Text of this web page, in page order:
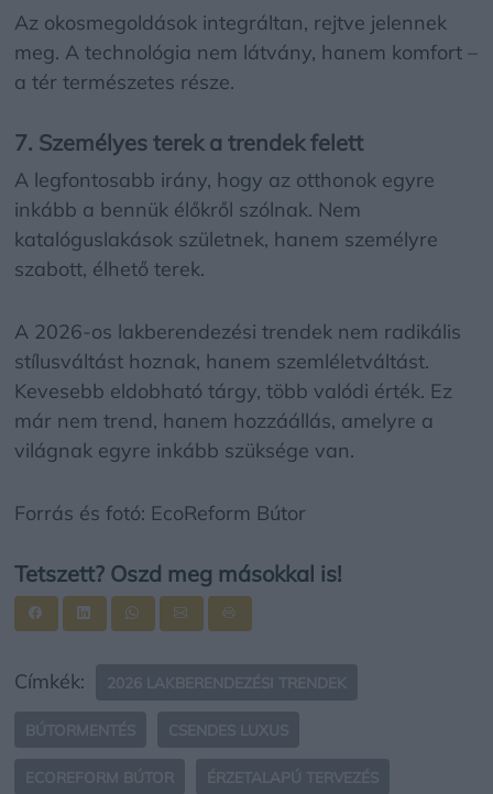
Az okosmegoldások integráltan, rejtve jelennek
meg. A technológia nem látvány, hanem komfort –
a tér természetes része.
7. Személyes terek a trendek felett
A legfontosabb irány, hogy az otthonok egyre
inkább a bennük élőkről szólnak. Nem
katalóguslakások születnek, hanem személyre
szabott, élhető terek.
A 2026-os lakberendezési trendek nem radikális
stílusváltást hoznak, hanem szemléletváltást.
Kevesebb eldobható tárgy, több valódi érték. Ez
már nem trend, hanem hozzáállás, amelyre a
világnak egyre inkább szüksége van.
Forrás és fotó: EcoReform Bútor
Tetszett? Oszd meg másokkal is!
Címkék: 2026 LAKBERENDEZÉSI TRENDEK
BÚTORMENTÉS CSENDES LUXUS
ECOREFORM BÚTOR ÉRZETALAPÚ TERVEZÉS